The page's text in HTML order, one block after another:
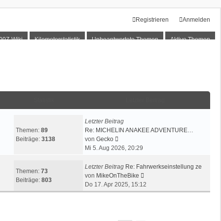
Anmelden
Registrieren
Wiki Kilometerstatistik Unbeantwortete Themen Aktive Themen
Themen: 89
Beiträge: 3138
Letzter Beitrag
Re: MICHELIN ANAKEE ADVENTURE…
von Gecko
e
e
s
t
e
e
Mi 5. Aug 2026, 20:29
Themen: 73
Beiträge: 803
Letzter Beitrag Re: Fahrwerkseinstellung ze
von MikeOnTheBike
e
u
t
Do 17. Apr 2025, 15:12